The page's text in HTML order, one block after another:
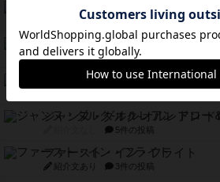
クルティボ
紹介文なし 1件の投稿
ブラヴェスト
紹介文なし 1件の投稿
ドブル：ポケットモンスター
ジャンヌ・ダルク-オルレアン ド
5件の投稿
ファースト・イン・フライト
紹介文あり 3件の投稿